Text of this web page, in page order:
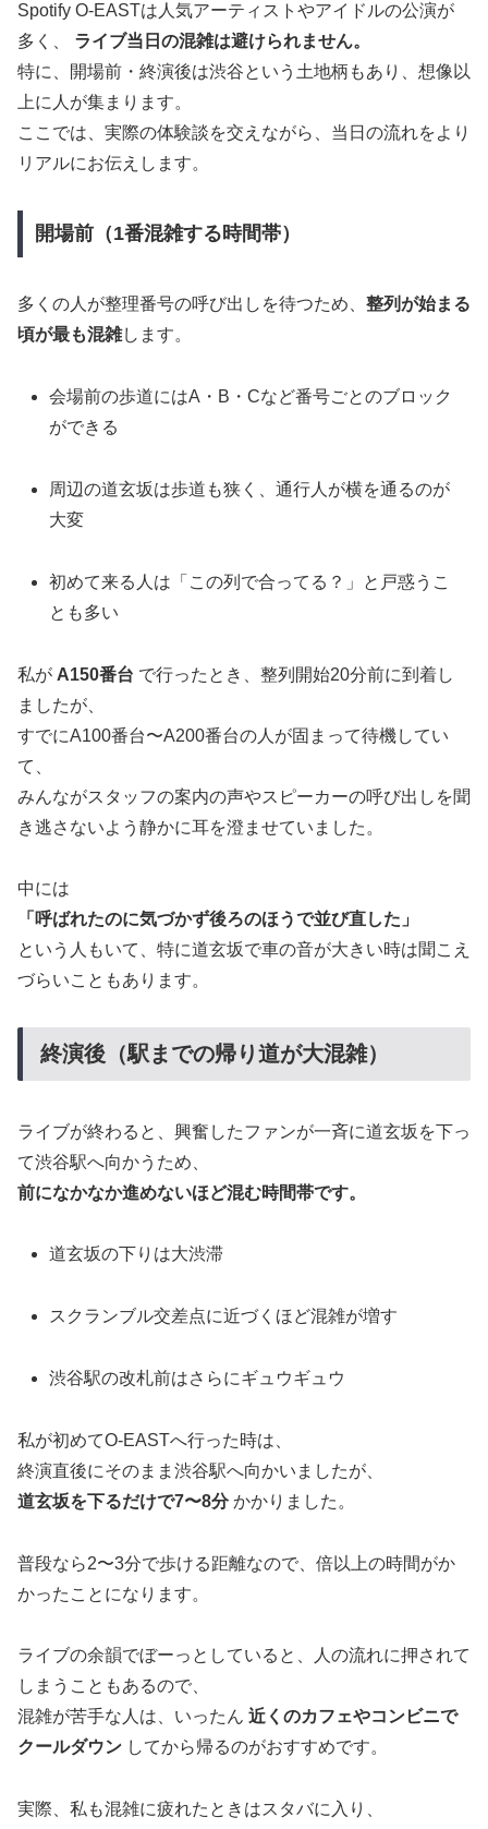
Spotify O-EASTは人気アーティストやアイドルの公演が
多く、 ライブ当日の混雑は避けられません。
特に、開場前・終演後は渋谷という土地柄もあり、想像以
上に人が集まります。
ここでは、実際の体験談を交えながら、当日の流れをより
リアルにお伝えします。
開場前（1番混雑する時間帯）
多くの人が整理番号の呼び出しを待つため、 整列が始まる
頃が最も混雑します。
会場前の歩道にはA・B・Cなど番号ごとのブロック
ができる
周辺の道玄坂は歩道も狭く、通行人が横を通るのが
大変
初めて来る人は「この列で合ってる？」と戸惑うこ
とも多い
私が A150番台 で行ったとき、整列開始20分前に到着し
ましたが、
すでにA100番台〜A200番台の人が固まって待機してい
て、
みんながスタッフの案内の声やスピーカーの呼び出しを聞
き逃さないよう静かに耳を澄ませていました。
中には
「呼ばれたのに気づかず後ろのほうで並び直した」
という人もいて、特に道玄坂で車の音が大きい時は聞こえ
づらいこともあります。
終演後（駅までの帰り道が大混雑）
ライブが終わると、興奮したファンが一斉に道玄坂を下っ
て渋谷駅へ向かうため、
前になかなか進めないほど混む時間帯です。
道玄坂の下りは大渋滞
スクランブル交差点に近づくほど混雑が増す
渋谷駅の改札前はさらにギュウギュウ
私が初めてO-EASTへ行った時は、
終演直後にそのまま渋谷駅へ向かいましたが、
道玄坂を下るだけで7〜8分かかりました。
普段なら2〜3分で歩ける距離なので、倍以上の時間がか
かったことになります。
ライブの余韻でぼーっとしていると、人の流れに押されて
しまうこともあるので、
混雑が苦手な人は、いったん 近くのカフェやコンビニで
クールダウン してから帰るのがおすすめです。
実際、私も混雑に疲れたときはスタバに入り、